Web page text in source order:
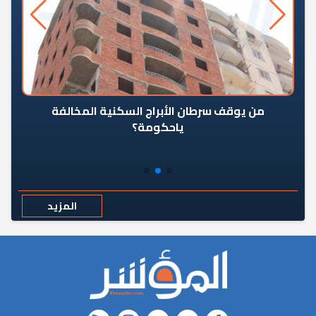
من يوقف سرطان الأبراج السكنية المخالفة
ياحكومة؟
المزيد